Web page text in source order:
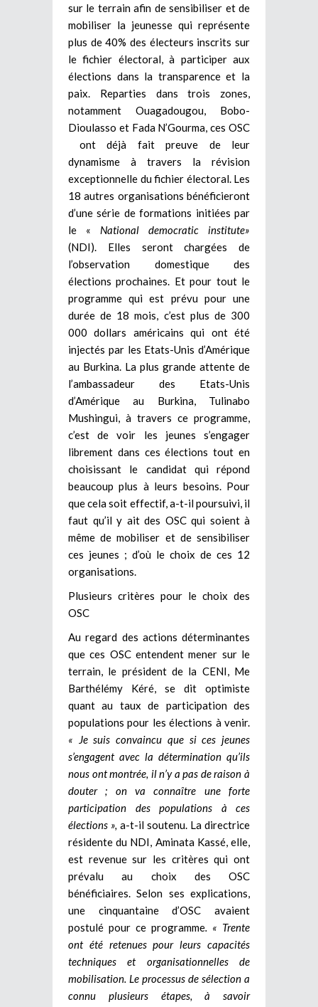
sur le terrain afin de sensibiliser et de
mobiliser la jeunesse qui représente
plus de 40% des électeurs inscrits sur
le fichier électoral, à participer aux
élections dans la transparence et la
paix. Reparties dans trois zones,
notamment Ouagadougou, Bobo-
Dioulasso et Fada N’Gourma, ces OSC
ont déjà fait preuve de leur
dynamisme à travers la révision
exceptionnelle du fichier électoral. Les
18 autres organisations bénéficieront
d’une série de formations initiées par
le « National democratic institute»
(NDI). Elles seront chargées de
l’observation domestique des
élections prochaines. Et pour tout le
programme qui est prévu pour une
durée de 18 mois, c’est plus de 300
000 dollars américains qui ont été
injectés par les Etats-Unis d’Amérique
au Burkina. La plus grande attente de
l’ambassadeur des Etats-Unis
d’Amérique au Burkina, Tulinabo
Mushingui, à travers ce programme,
c’est de voir les jeunes s’engager
librement dans ces élections tout en
choisissant le candidat qui répond
beaucoup plus à leurs besoins. Pour
que cela soit effectif, a-t-il poursuivi, il
faut qu’il y ait des OSC qui soient à
même de mobiliser et de sensibiliser
ces jeunes ; d’où le choix de ces 12
organisations.
Plusieurs critères pour le choix des
OSC
Au regard des actions déterminantes
que ces OSC entendent mener sur le
terrain, le président de la CENI, Me
Barthélémy Kéré, se dit optimiste
quant au taux de participation des
populations pour les élections à venir.
« Je suis convaincu que si ces jeunes
s’engagent avec la détermination qu’ils
nous ont montrée, il n’y a pas de raison à
douter ; on va connaître une forte
participation des populations à ces
élections », a-t-il soutenu. La directrice
résidente du NDI, Aminata Kassé, elle,
est revenue sur les critères qui ont
prévalu au choix des OSC
bénéficiaires. Selon ses explications,
une cinquantaine d’OSC avaient
postulé pour ce programme . « Trente
ont été retenues pour leurs capacités
techniques et organisationnelles de
mobilisation. Le processus de sélection a
connu plusieurs étapes, à savoir